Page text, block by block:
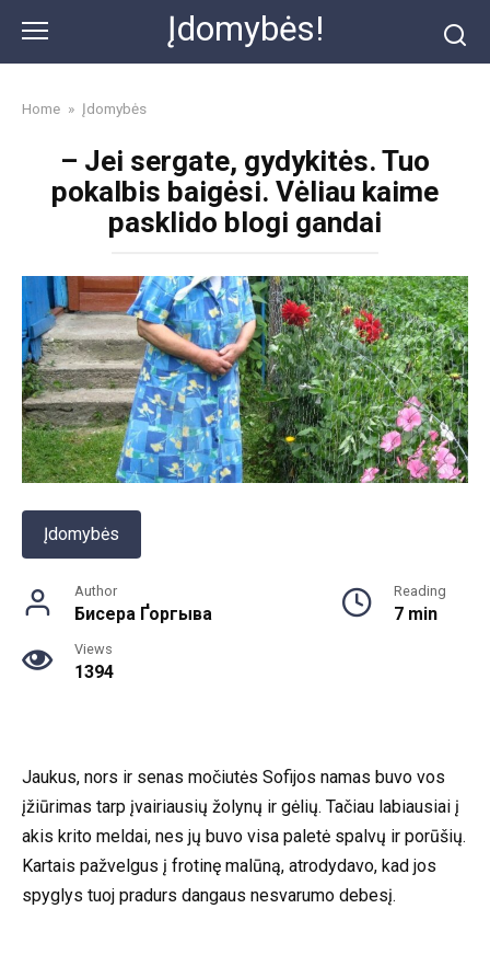
content
Įdomybės!
Home » Įdomybės
– Jei sergate, gydykitės. Tuo
pokalbis baigėsi. Vėliau kaime
pasklido blogi gandai
Įdomybės
Author
Бисера Ґоргыва
Reading
7 min
Views
1394
Jaukus, nors ir senas močiutės Sofijos namas buvo vos
įžiūrimas tarp įvairiausių žolynų ir gėlių. Tačiau labiausiai į
akis krito meldai, nes jų buvo visa paletė spalvų ir porūšių.
Kartais pažvelgus į frotinę malūną, atrodydavo, kad jos
spyglys tuoj pradurs dangaus nesvarumo debesį.